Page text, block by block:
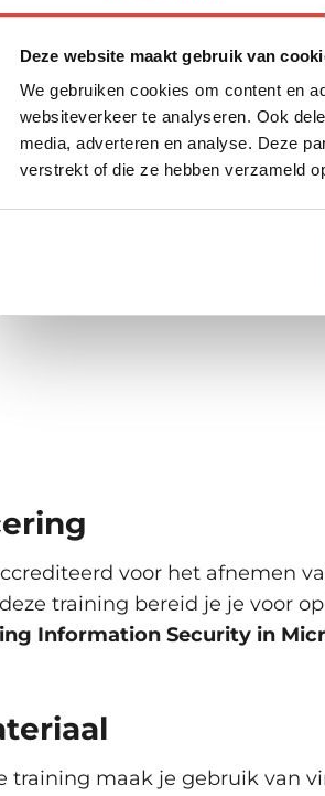
Deze website maakt gebruik van
We gebruiken cookies om content en
websiteverkeer te analyseren. Ook
media, adverteren en analyse. Deze
verstrekt of die ze hebben verzameld
op voor informatie over
voor het afnemen
training bereid je je voor
Information Security in
training maak je gebruik van